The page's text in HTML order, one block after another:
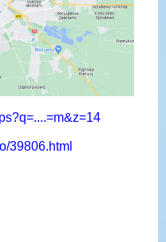
39806.html